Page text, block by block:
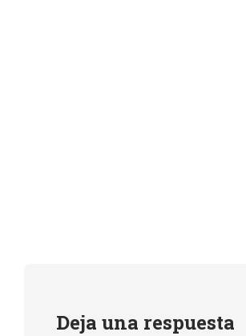
Deja una respuesta